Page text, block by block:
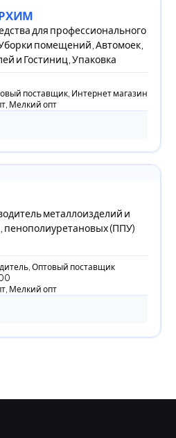
для профессионального
помещений, Автомоек,
и Гостиниц, Упаковка
поставщик, Интернет магазин
Мелкий опт
металлоизделий и
пенополиуретановых (ППУ)
Оптовый поставщик
Мелкий опт